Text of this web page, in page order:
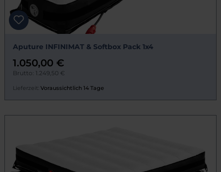
Aputure INFINIMAT & Softbox Pack 1x4
1.050,00 €
Brutto: 1.249,50 €
Lieferzeit: Voraussichtlich 14 Tage